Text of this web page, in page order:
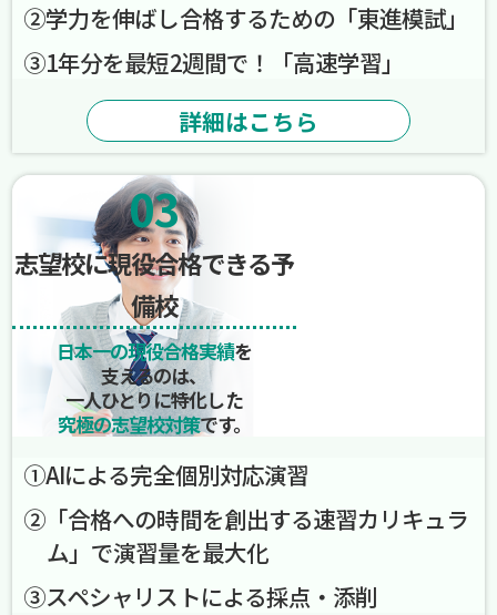
➁学力を伸ばし合格するための「東進模試」
➂1年分を最短2週間で！「高速学習」
詳細はこちら
03
志望校に現役合格できる予
備校
日本一の現役合格実績を
支えるのは、
一人ひとりに特化した
究極の志望校対策です。
➀AIによる完全個別対応演習
➁「合格への時間を創出する速習カリキュラ
ム」で演習量を最大化
➂スペシャリストによる採点・添削